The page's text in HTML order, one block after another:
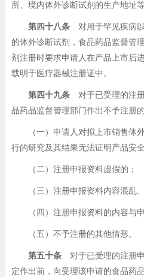
所、境内体外诊断试剂的生产地址等
第四十八条对用于罕见疾病以
的体外诊断试剂，食品药品监督管
剂注册时要求申请人在产品上市后
载明于医疗器械注册证中。
第四十九条对于已受理的注册
品药品监督管理部门作出不予注册
（一）申请人对拟上市销售体外
行的研究及其结果无法证明产品安
（二）注册申报资料虚假的；
（三）注册申报资料内容混乱、
（四）注册申报资料的内容与申
（五）不予注册的其他情形。
第五十条对于已受理的注册申
定作出前，向受理该申请的食品药